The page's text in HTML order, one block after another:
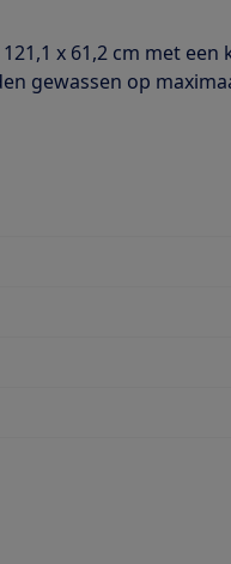
x 61,2 cm met een
gewassen op